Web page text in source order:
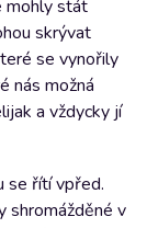
mohly stát
skrývat
se vynořily
nás možná
a vždycky jí
se řítí vpřed.
shromážděné v